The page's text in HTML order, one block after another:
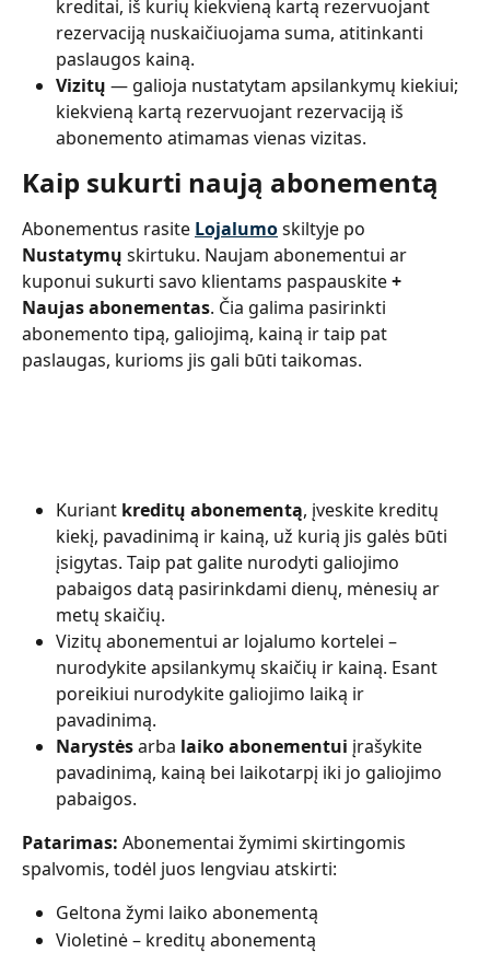
kreditai, iš kurių kiekvieną kartą rezervuojant
rezervaciją nuskaičiuojama suma, atitinkanti
paslaugos kainą.
Vizitų — galioja nustatytam apsilankymų kiekiui;
kiekvieną kartą rezervuojant rezervaciją iš
abonemento atimamas vienas vizitas.
Kaip sukurti naują abonementą
Abonementus rasite Lojalumoskiltyje po
Nustatymų skirtuku. Naujam abonementui ar
kuponui sukurti savo klientams paspauskite +
Naujas abonementas. Čia galima pasirinkti
abonemento tipą, galiojimą, kainą ir taip pat
paslaugas, kurioms jis gali būti taikomas.
Kuriant kreditų abonementą, įveskite kreditų
kiekį, pavadinimą ir kainą, už kurią jis galės būti
įsigytas. Taip pat galite nurodyti galiojimo
pabaigos datą pasirinkdami dienų, mėnesių ar
metų skaičių.
Vizitų abonementui ar lojalumo kortelei –
nurodykite apsilankymų skaičių ir kainą. Esant
poreikiui nurodykite galiojimo laiką ir
pavadinimą.
Narystės arba laiko abonementui įrašykite
pavadinimą, kainą bei laikotarpį iki jo galiojimo
pabaigos.
Patarimas: Abonementai žymimi skirtingomis
spalvomis, todėl juos lengviau atskirti:
Geltona žymi laiko abonementą
Violetinė – kreditų abonementą